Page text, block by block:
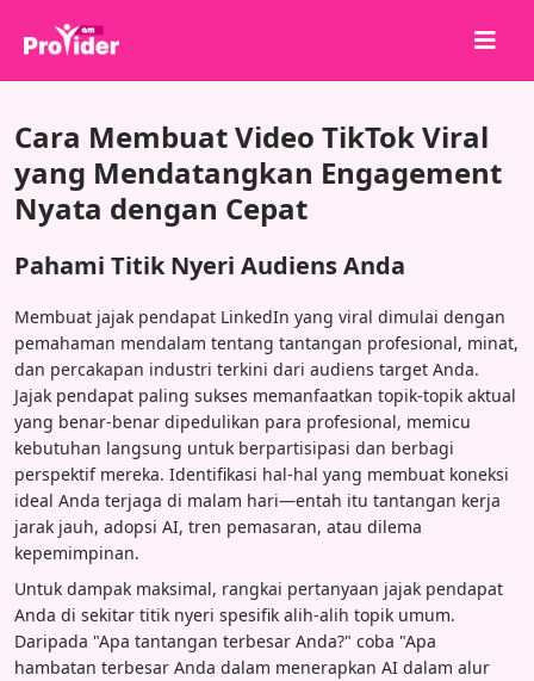
Tentang kami
Masuk
Ketentuan
Blog
Cara Membuat Video TikTok Viral
yang Mendatangkan Engagement
Nyata dengan Cepat
Pahami Titik Nyeri Audiens Anda
Membuat jajak pendapat LinkedIn yang viral dimulai dengan
pemahaman mendalam tentang tantangan profesional, minat,
dan percakapan industri terkini dari audiens target Anda.
Jajak pendapat paling sukses memanfaatkan topik-topik aktual
yang benar-benar dipedulikan para profesional, memicu
kebutuhan langsung untuk berpartisipasi dan berbagi
perspektif mereka. Identifikasi hal-hal yang membuat koneksi
ideal Anda terjaga di malam hari—entah itu tantangan kerja
jarak jauh, adopsi AI, tren pemasaran, atau dilema
kepemimpinan.
Untuk dampak maksimal, rangkai pertanyaan jajak pendapat
Anda di sekitar titik nyeri spesifik alih-alih topik umum.
Daripada "Apa tantangan terbesar Anda?" coba "Apa
hambatan terbesar Anda dalam menerapkan AI dalam alur